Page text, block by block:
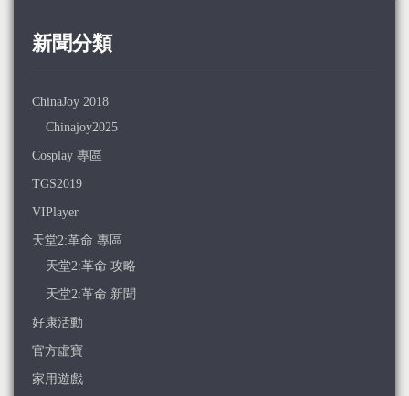
新聞分類
ChinaJoy 2018
Chinajoy2025
Cosplay 專區
TGS2019
VIPlayer
天堂2:革命 專區
天堂2:革命 攻略
天堂2:革命 新聞
好康活動
官方虛寶
家用遊戲